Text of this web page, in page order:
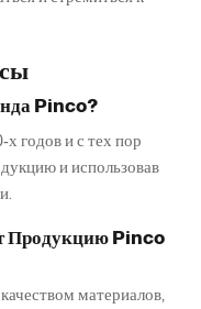
Pinco?
годов и с тех пор
и использовав
Продукцию Pinco
материалов,